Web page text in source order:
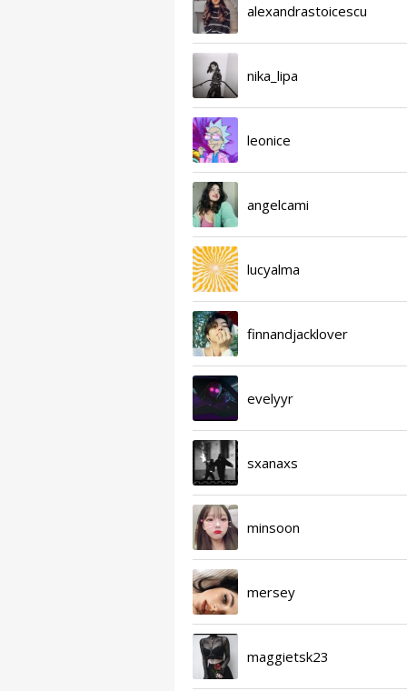
alexandrastoicescu
nika_lipa
leonice
angelcami
lucyalma
finnandjacklover
evelyyr
sxanaxs
minsoon
mersey
maggietsk23